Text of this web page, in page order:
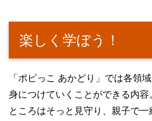
楽しく学ぼう！
「ポピっこ あかどり」では各領
身につけていくことができる内
ところはそっと見守り、親子で